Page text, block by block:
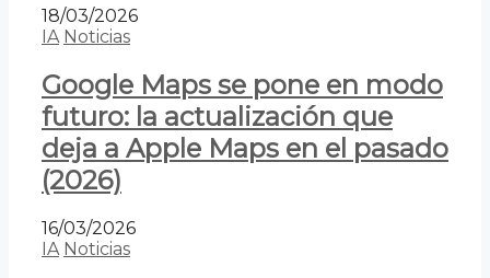
18/03/2026
IA Noticias
Google Maps se pone en modo
futuro: la actualización que
deja a Apple Maps en el pasado
(2026)
16/03/2026
IA Noticias